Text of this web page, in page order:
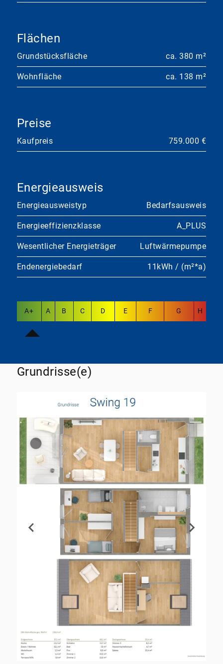
Flächen
Grundstücksfläche ca. 380 m²
Wohnfläche ca. 138 m²
Preise
Kaufpreis 759.000 €
Energieausweis
Energieausweistyp Bedarfsausweis
Energieeffizienzklasse A_PLUS
Wesentlicher Energieträger Luftwärmepumpe
Endenergiebedarf 11kWh / (m²*a)
A+ A B C D E F G H
Grundrisse(e)